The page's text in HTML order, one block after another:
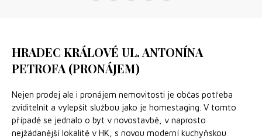
HRADEC KRÁLOVÉ UL. ANTONÍNA
PETROFA (PRONÁJEM)
Nejen prodej ale i pronájem nemovitosti je občas potřeba
zviditelnit a vylepšit službou jako je homestaging. V tomto
případě se jednalo o byt v novostavbě, v naprosto
nejžádanější lokalitě v HK, s novou moderní kuchyňskou